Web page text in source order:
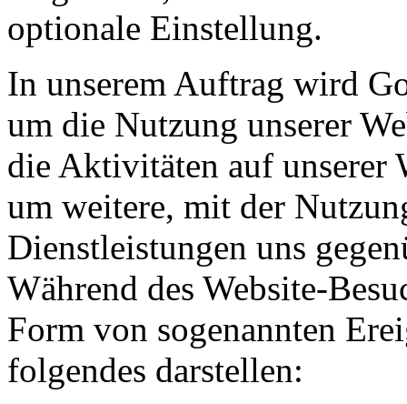
optionale Einstellung.
In unserem Auftrag wird
um die Nutzung unserer
die Aktivitäten auf unserer
um weitere, mit der
Dienstleistungen uns
Während des Website-
Form von sogenannten
folgendes darstellen: